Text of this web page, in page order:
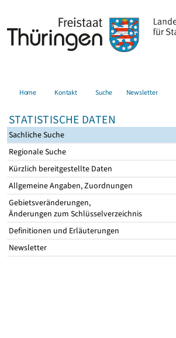
Home Kontakt Suche Newsletter
STATISTISCHE DATEN
Sachliche Suche
Regionale Suche
Kürzlich bereitgestellte Daten
Allgemeine Angaben, Zuordnungen
Gebietsveränderungen,
Änderungen zum Schlüsselverzeichnis
Definitionen und Erläuterungen
Newsletter